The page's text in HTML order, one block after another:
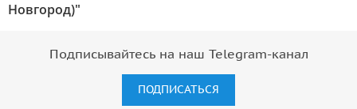
Новгород)"
Подписывайтесь на наш Telegram-канал
ПОДПИСАТЬСЯ